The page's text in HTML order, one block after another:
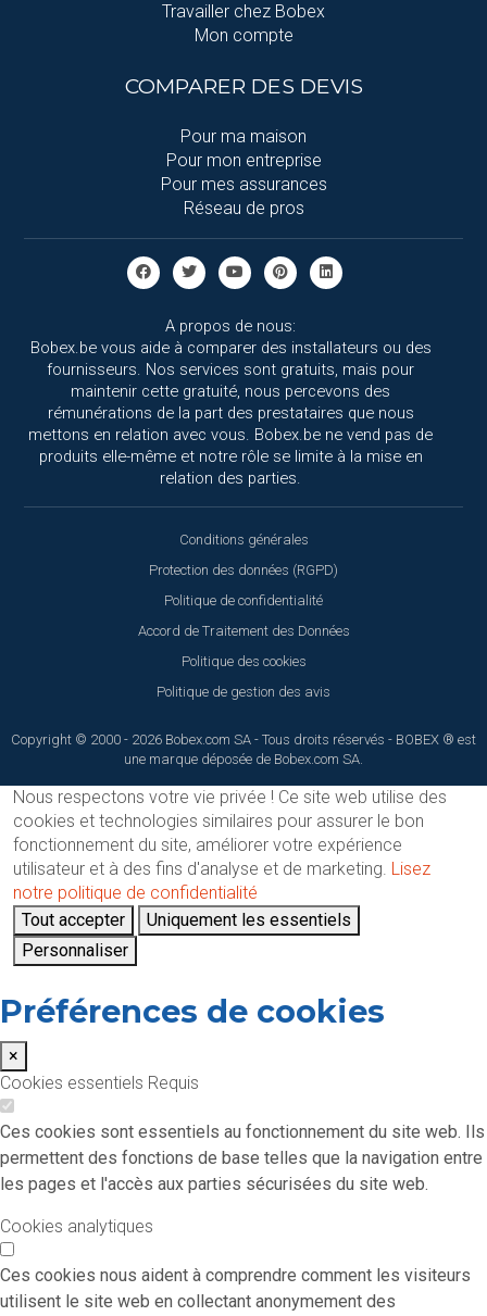
Travailler chez Bobex
Mon compte
COMPARER DES DEVIS
Pour ma maison
Pour mon entreprise
Pour mes assurances
Réseau de pros
A propos de nous:
Bobex.be vous aide à comparer des installateurs ou des
fournisseurs. Nos services sont gratuits, mais pour
maintenir cette gratuité, nous percevons des
rémunérations de la part des prestataires que nous
mettons en relation avec vous. Bobex.be ne vend pas de
produits elle-même et notre rôle se limite à la mise en
relation des parties.
Conditions générales
Protection des données (RGPD)
Politique de confidentialité
Accord de Traitement des Données
Politique des cookies
Politique de gestion des avis
Copyright © 2000 - 2026 Bobex.com SA - Tous droits réservés - BOBEX ® est
une marque déposée de Bobex.com SA.
Nous respectons votre vie privée ! Ce site web utilise des
cookies et technologies similaires pour assurer le bon
fonctionnement du site, améliorer votre expérience
utilisateur et à des fins d'analyse et de marketing. Lisez
notre politique de confidentialité
Tout accepter
Uniquement les essentiels
Personnaliser
Préférences de cookies
×
Cookies essentiels Requis
Ces cookies sont essentiels au fonctionnement du site web. Ils
permettent des fonctions de base telles que la navigation entre
les pages et l'accès aux parties sécurisées du site web.
Cookies analytiques
Ces cookies nous aident à comprendre comment les visiteurs
utilisent le site web en collectant anonymement des